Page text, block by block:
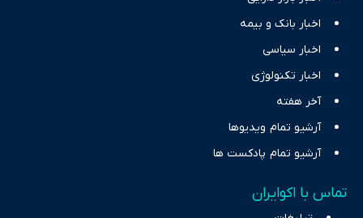
اخبار بانک و بیمه
اخبار سیاسی
اخبار تکنولوژی
آخر هفته
آرشیو تمام ویدیوها
آرشیو تمام پادکست ها
تماس با اکوایران